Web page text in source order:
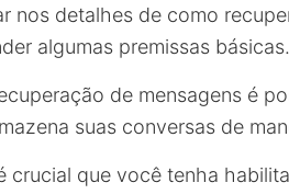
nos detalhes de como
algumas premissas básicas.
de mensagens é
suas conversas de
crucial que você tenha